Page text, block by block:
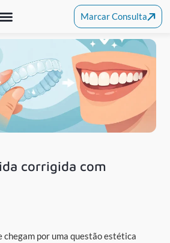
Marcar Consulta
corrigida com
chegam por uma questão estética